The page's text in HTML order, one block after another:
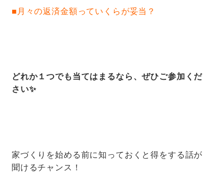
■月々の返済金額っていくらが妥当？
どれか１つでも当てはまるなら、ぜひご参加くだ
さい✨
家づくりを始める前に知っておくと得をする話が
聞けるチャンス！